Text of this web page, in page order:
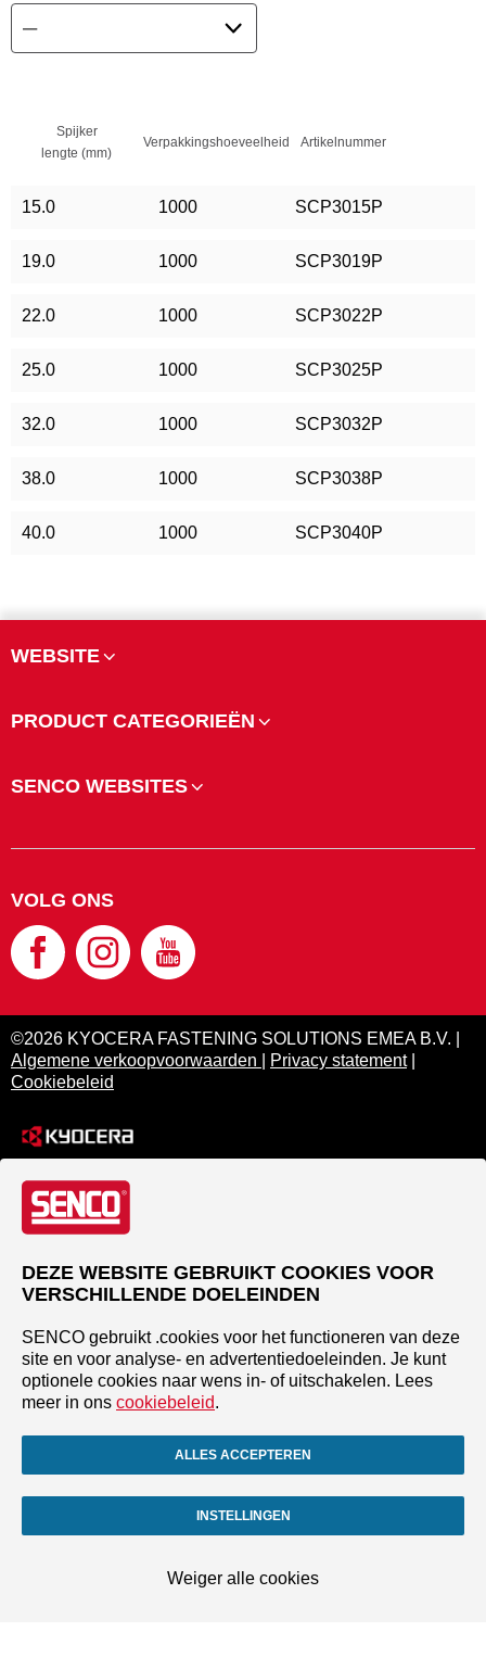
Spijker
lengte (mm)
Verpakkingshoeveelheid Artikelnummer
15.0 1000 SCP3015P
19.0 1000 SCP3019P
22.0 1000 SCP3022P
25.0 1000 SCP3025P
32.0 1000 SCP3032P
38.0 1000 SCP3038P
40.0 1000 SCP3040P
WEBSITE
PRODUCT CATEGORIEËN
SENCO WEBSITES
VOLG ONS
©2026 KYOCERA FASTENING SOLUTIONS EMEA B.V. |
Algemene verkoopvoorwaarden
Privacy statement|
Cookiebeleid
DEZE WEBSITE GEBRUIKT COOKIES VOOR
VERSCHILLENDE DOELEINDEN
SENCO gebruikt .cookies voor het functioneren van deze
site en voor analyse- en advertentiedoeleinden. Je kunt
optionele cookies naar wens in- of uitschakelen. Lees
meer in ons cookiebeleid.
ALLES ACCEPTEREN
INSTELLINGEN
Weiger alle cookies